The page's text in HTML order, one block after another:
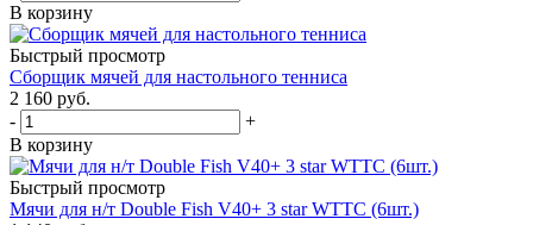
В корзину
Быстрый просмотр
Сборщик мячей для настольного тенниса
2 160 руб.
-
+
В корзину
Быстрый просмотр
Мячи для н/т Double Fish V40+ 3 star WTTC (6шт.)